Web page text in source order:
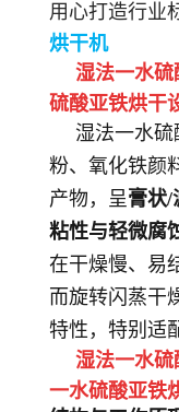
用心打造行业
烘干机
湿法一水
硫酸亚铁烘干
湿法一水硫
粉、氧化铁颜
产物，呈膏状/
粘性与轻微腐
在干燥慢、易
而旋转闪蒸干
特性，特别适
湿法一水
一水硫酸亚铁